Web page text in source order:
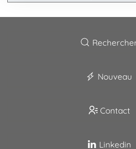
Nouveau
Contact
Linkedin